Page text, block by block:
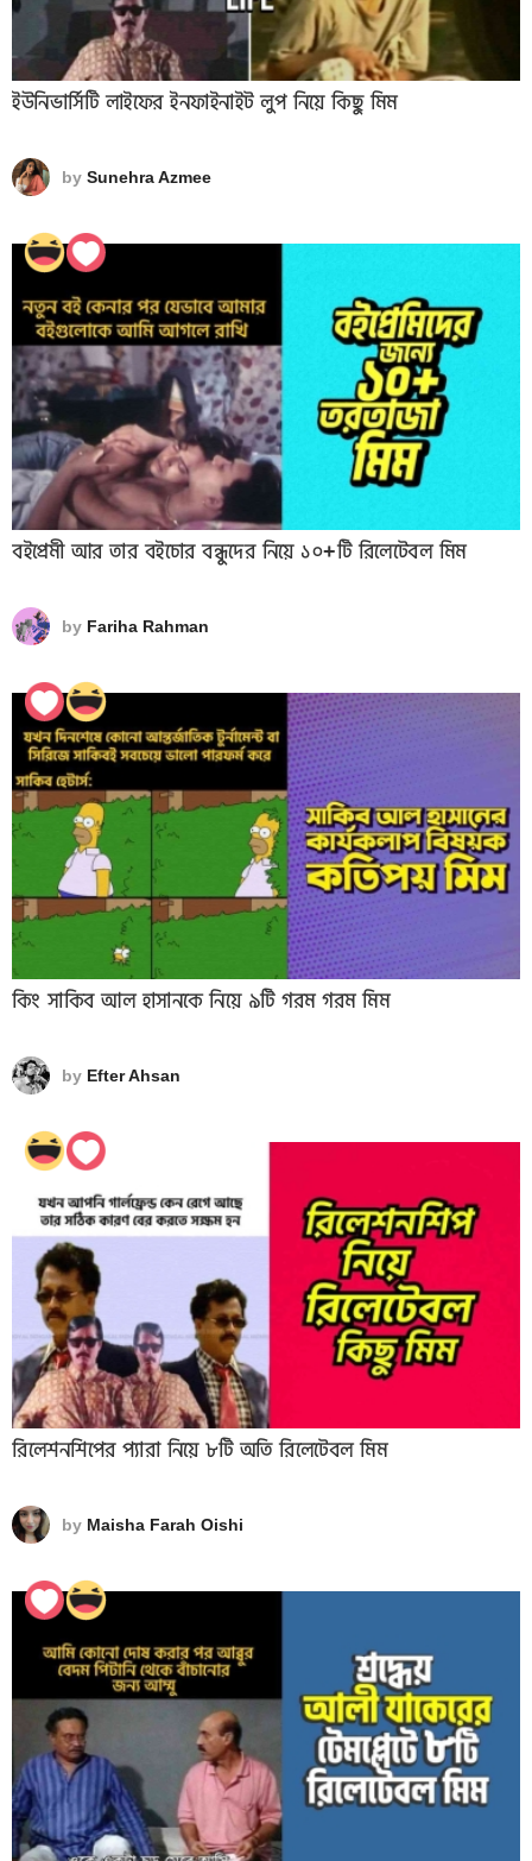
ইউনিভার্সিটি লাইফের ইনফাইনাইট লুপ নিয়ে কিছু মিম
by Sunehra Azmee
বইপ্রেমী আর তার বইচোর বন্ধুদের নিয়ে ১০+টি রিলেটেবল মিম
by Fariha Rahman
কিং সাকিব আল হাসানকে নিয়ে ৯টি গরম গরম মিম
by Efter Ahsan
রিলেশনশিপের প্যারা নিয়ে ৮টি অতি রিলেটেবল মিম
by Maisha Farah Oishi